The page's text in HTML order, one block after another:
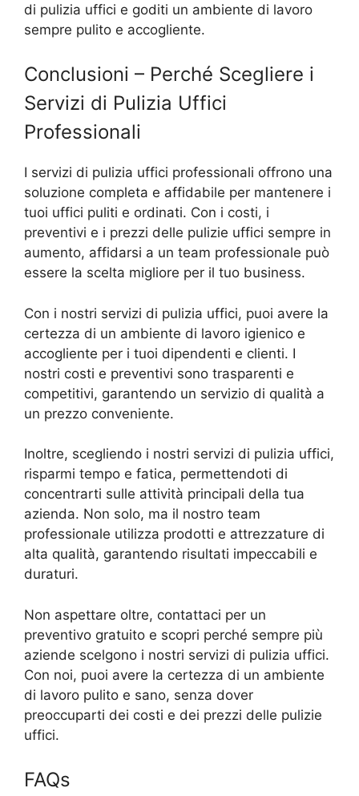
di pulizia uffici e goditi un ambiente di lavoro
sempre pulito e accogliente.
Conclusioni – Perché Scegliere i
Servizi di Pulizia Uffici
Professionali
I servizi di pulizia uffici professionali offrono una
soluzione completa e affidabile per mantenere i
tuoi uffici puliti e ordinati. Con i costi, i
preventivi e i prezzi delle pulizie uffici sempre in
aumento, affidarsi a un team professionale può
essere la scelta migliore per il tuo business.
Con i nostri servizi di pulizia uffici, puoi avere la
certezza di un ambiente di lavoro igienico e
accogliente per i tuoi dipendenti e clienti. I
nostri costi e preventivi sono trasparenti e
competitivi, garantendo un servizio di qualità a
un prezzo conveniente.
Inoltre, scegliendo i nostri servizi di pulizia uffici,
risparmi tempo e fatica, permettendoti di
concentrarti sulle attività principali della tua
azienda. Non solo, ma il nostro team
professionale utilizza prodotti e attrezzature di
alta qualità, garantendo risultati impeccabili e
duraturi.
Non aspettare oltre, contattaci per un
preventivo gratuito e scopri perché sempre più
aziende scelgono i nostri servizi di pulizia uffici.
Con noi, puoi avere la certezza di un ambiente
di lavoro pulito e sano, senza dover
preoccuparti dei costi e dei prezzi delle pulizie
uffici.
FAQs